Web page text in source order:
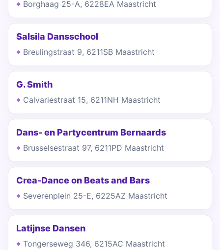
Borghaag 25-A, 6228EA Maastricht
Salsila Dansschool
Breulingstraat 9, 6211SB Maastricht
G. Smith
Calvariestraat 15, 6211NH Maastricht
Dans- en Partycentrum Bernaards
Brusselsestraat 97, 6211PD Maastricht
Crea-Dance on Beats and Bars
Severenplein 25-E, 6225AZ Maastricht
Latijnse Dansen
Tongerseweg 346, 6215AC Maastricht